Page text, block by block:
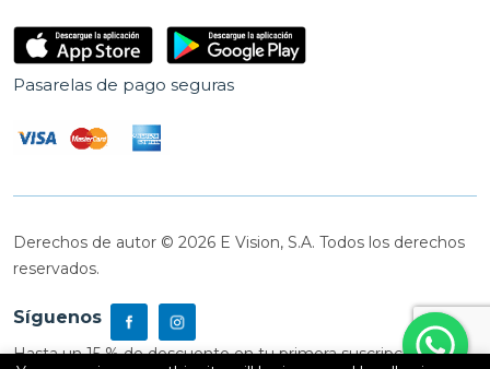
Pasarelas de pago seguras
Derechos de autor © 2026 E Vision, S.A. Todos los derechos
reservados.
Síguenos
Hasta un 15 % de descuento en tu primera suscripción